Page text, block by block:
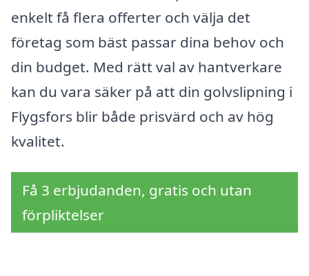
enkelt få flera offerter och välja det
företag som bäst passar dina behov och
din budget. Med rätt val av hantverkare
kan du vara säker på att din golvslipning i
Flygsfors blir både prisvärd och av hög
kvalitet.
Få 3 erbjudanden, gratis och utan
förpliktelser